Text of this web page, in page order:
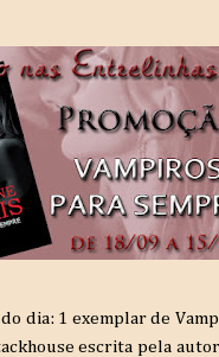
dia: 1 exemplar de
escrita pela